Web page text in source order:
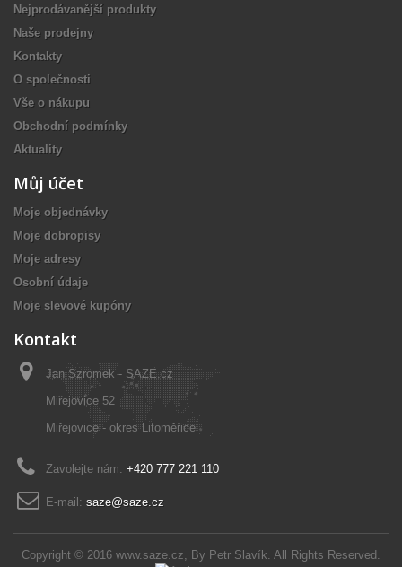
Nejprodávanější produkty
Naše prodejny
Kontakty
O společnosti
Vše o nákupu
Obchodní podmínky
Aktuality
Copyright © 2016 www.saze.cz, By Petr Slavík. All Rights Reserved.
Můj účet
Moje objednávky
Moje dobropisy
Moje adresy
Osobní údaje
Moje slevové kupóny
Kontakt
Jan Szromek - SAZE.cz
Miřejovice 52
Miřejovice - okres Litoměřice
Zavolejte nám: +420 777 221 110
E-mail: saze@saze.cz